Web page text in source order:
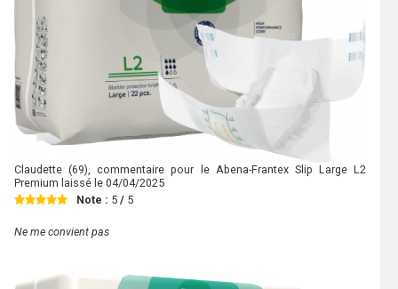
Claudette (69), commentaire pour le Abena-Frantex Slip Large L2
Premium laissé le 04/04/2025
Note : 5 / 5
Ne me convient pas